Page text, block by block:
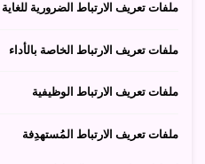
ملفات تعريف الارتباط الضرورية للغاية
ملفات تعريف الارتباط الخاصة بالأداء
ملفات تعريف الارتباط الوظيفية
ملفات تعريف الارتباط المُستهدِفة